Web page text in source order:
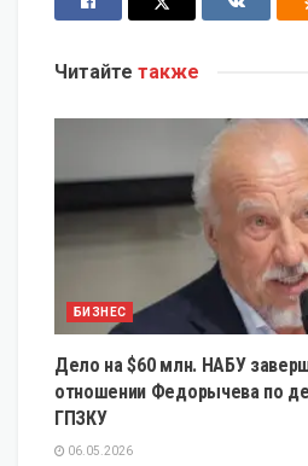
Читайте также
БИЗНЕС
Дело на $60 млн. НАБУ
отношении Федорычева по
ГПЗКУ
06.05.2026